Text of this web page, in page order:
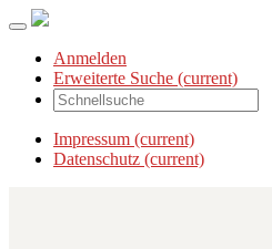
Anmelden
Erweiterte Suche (current)
Impressum (current)
Datenschutz (current)